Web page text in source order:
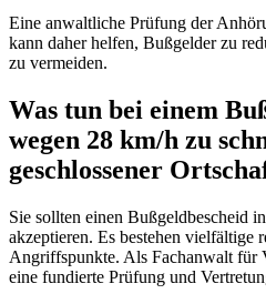
Eine anwaltliche Prüfung der
kann daher helfen, Bußgelder zu
zu vermeiden.
Was tun bei einem
wegen 28 km/h zu
geschlossener
Sie sollten einen Bußgeldbescheid
akzeptieren. Es bestehen vielfältige
Angriffspunkte. Als Fachanwalt für
eine fundierte Prüfung und